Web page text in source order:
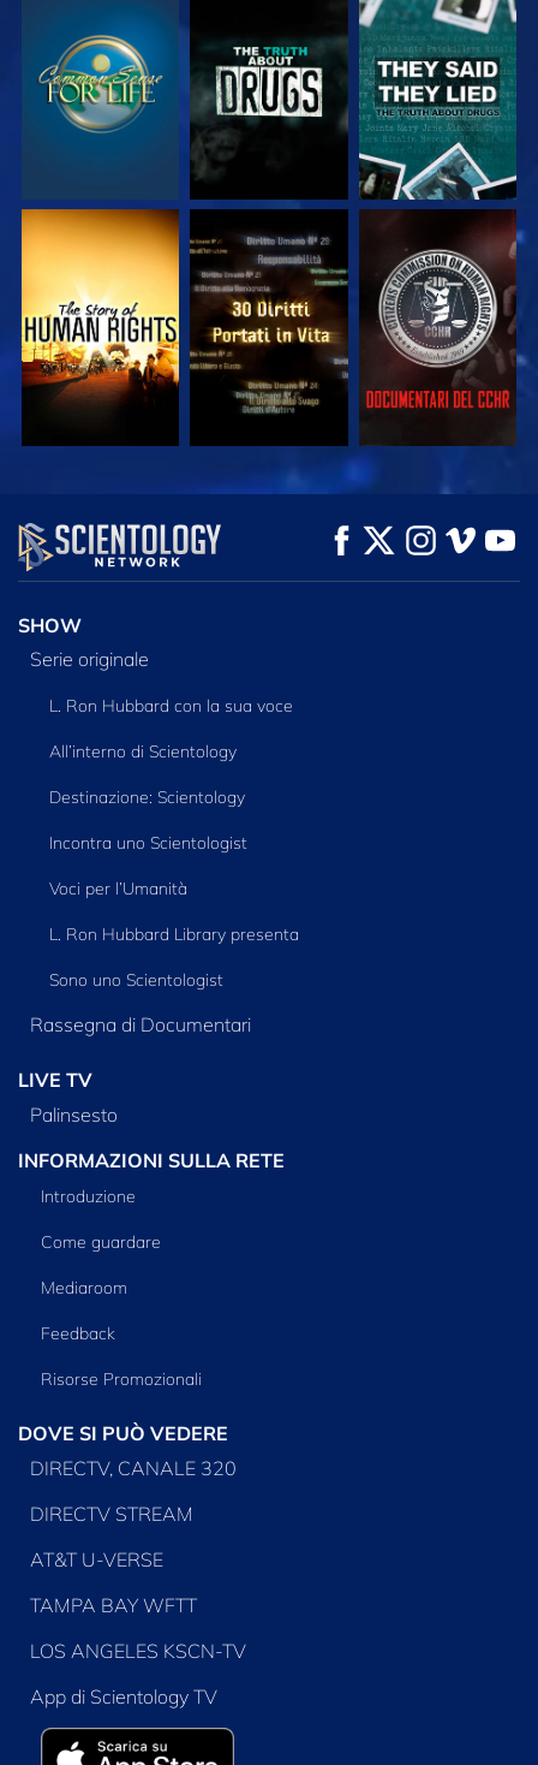
GUARDA GUARDA GUARDA
GUARDA GUARDA GUARDA
GUARDA
ESPLORA LE
SERIE
SHOW
Serie originale
L. Ron Hubbard con la sua voce
All’interno di Scientology
Destinazione: Scientology
Incontra uno Scientologist
Voci per l’Umanità
L. Ron Hubbard Library presenta
Sono uno Scientologist
Rassegna di Documentari
LIVE TV
Palinsesto
INFORMAZIONI SULLA RETE
Introduzione
Come guardare
Mediaroom
Feedback
Risorse Promozionali
DOVE SI PUÒ VEDERE
DIRECTV, CANALE 320
DIRECTV STREAM
AT&T U-VERSE
TAMPA BAY WFTT
LOS ANGELES KSCN-TV
App di Scientology TV